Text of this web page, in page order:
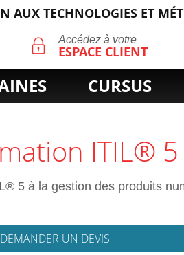
AUX TECHNOLOGIES ET
Accédez à votre
ESPACE CLIENT
CURSUS
ITIL®
5 à la gestion des produits
DEMANDER UN DEVIS